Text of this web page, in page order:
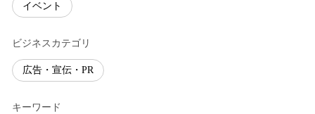
イベント
ビジネスカテゴリ
広告・宣伝・PR
キーワード